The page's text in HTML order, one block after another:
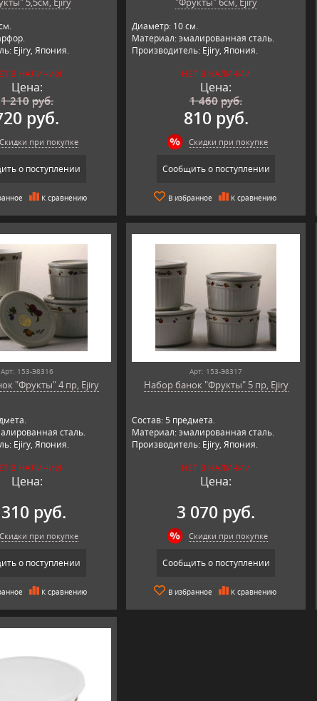
Ejiry, Япония.
В НАЛИЧИИ
Цена:
1 210руб.
руб.
Скидки при покупке
о поступлении
К сравнению
Диаметр: 10 см.
Материал: эмалированная сталь.
Производитель: Ejiry, Япония.
НЕТ В НАЛИЧИИ
Цена:
1 460руб.
810 руб.
Скидки при покупке
Сообщить о поступлении
В избранное К сравнению
Арт: 153-Э8316
"Фрукты" 4 пр, Ejiry
сталь.
Ejiry, Япония.
В НАЛИЧИИ
Цена:
руб.
Скидки при покупке
о поступлении
К сравнению
Арт: 153-Э8317
Набор банок "Фрукты" 5 пр, Ejiry
Состав: 5 предмета.
Материал: эмалированная сталь.
Производитель: Ejiry, Япония.
НЕТ В НАЛИЧИИ
Цена:
3 070 руб.
Скидки при покупке
Сообщить о поступлении
В избранное К сравнению